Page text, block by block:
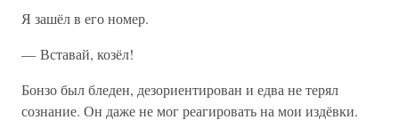
Я зашёл в его номер.
— Вставай, козёл!
Бонзо был бледен, дезориентирован и едва не терял
сознание. Он даже не мог реагировать на мои издёвки.